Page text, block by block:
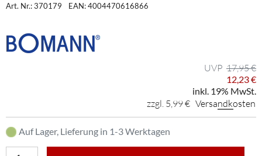
Art. Nr.: 370179 EAN: 4004470616866
17,95 €
12,23 €
inkl. 19% MwSt.
zzgl. 5,99 € Versandkosten
Auf Lager, Lieferung in 1-3 Werktagen